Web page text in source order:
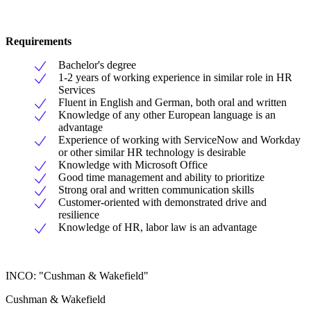
Requirements
Bachelor's degree
1-2 years of working experience in similar role in HR
Services
Fluent in English and German, both oral and written
Knowledge of any other European language is an
advantage
Experience of working with ServiceNow and Workday
or other similar HR technology is desirable
Knowledge with Microsoft Office
Good time management and ability to prioritize
Strong oral and written communication skills
Customer-oriented with demonstrated drive and
resilience
Knowledge of HR, labor law is an advantage
INCO: "Cushman & Wakefield"
Cushman & Wakefield